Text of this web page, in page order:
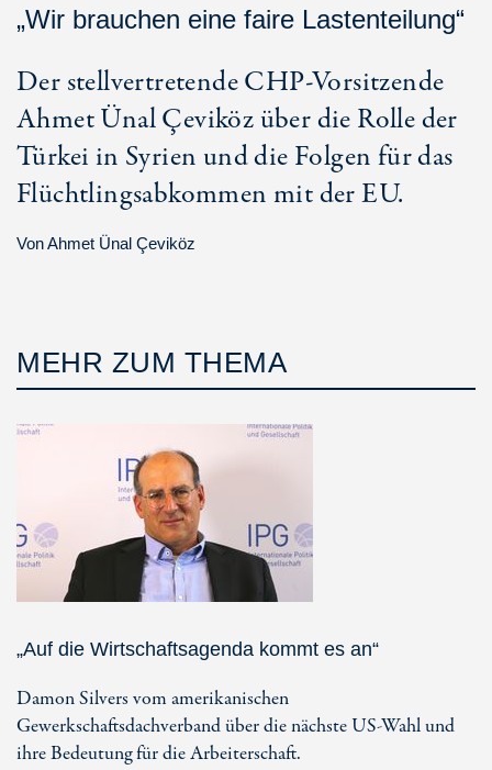
„Wir brauchen eine faire Lastenteilung“
Der stellvertretende CHP-Vorsitzende
Ahmet Ünal Çeviköz über die Rolle der
Türkei in Syrien und die Folgen für das
Flüchtlingsabkommen mit der EU.
VonAhmet Ünal Çeviköz
MEHR ZUM THEMA
„Auf die Wirtschaftsagenda kommt es an“
Damon Silvers vom amerikanischen
Gewerkschaftsdachverband über die nächste US-Wahl und
ihre Bedeutung für die Arbeiterschaft.